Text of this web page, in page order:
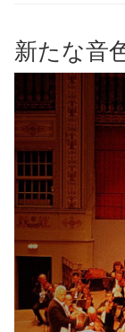
新たな音